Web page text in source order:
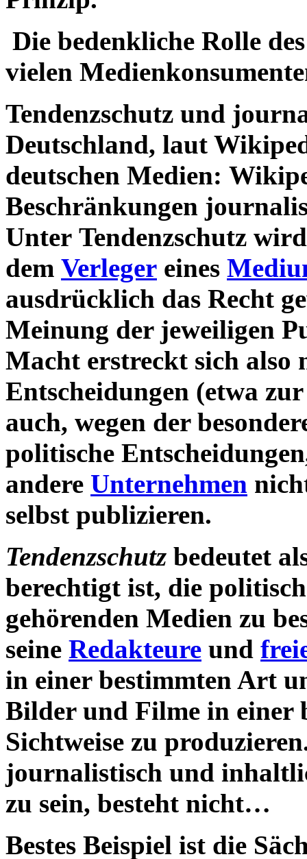
Die bedenkliche Rolle
vielen
Tendenzschutz und
Deutschland, laut
deutschen Medien:
Beschränkungen
Unter Tendenzschutz
dem Verleger eines
ausdrücklich das Recht
Meinung der jeweiligen
Macht erstreckt sich
Entscheidungen (etwa
auch, wegen der
politische
andere Unternehmen
selbst publizieren.
Tendenzschutz bedeutet
berechtigt ist, die
gehörenden Medien zu
seine Redakteure und
in einer bestimmten Art
Bilder und Filme in einer
Sichtweise zu
journalistisch und
zu sein, besteht nicht…
Bestes Beispiel ist die